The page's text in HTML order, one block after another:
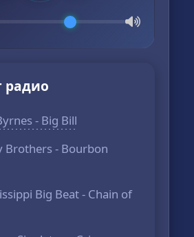
радио
- Big Bill
Brothers - Bourbon
Big Beat - Chain of